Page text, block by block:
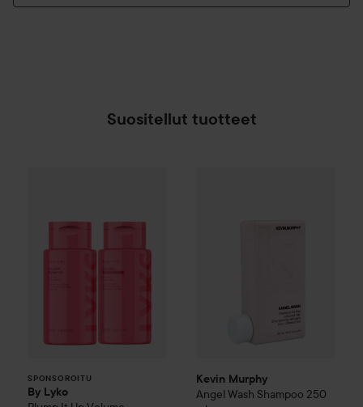
Suositellut tuotteet
SPONSOROITU
By Lyko
Kevin Murphy
Angel Wash Shampoo 250